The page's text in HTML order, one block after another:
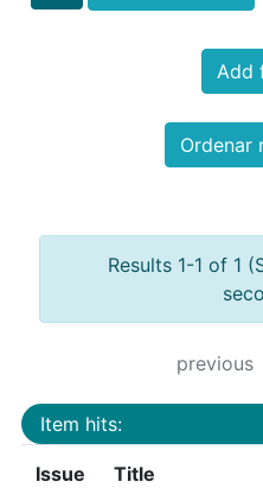
Add
Ordenar
Results 1-1 of 1
previous
Item hits:
Issue
Title